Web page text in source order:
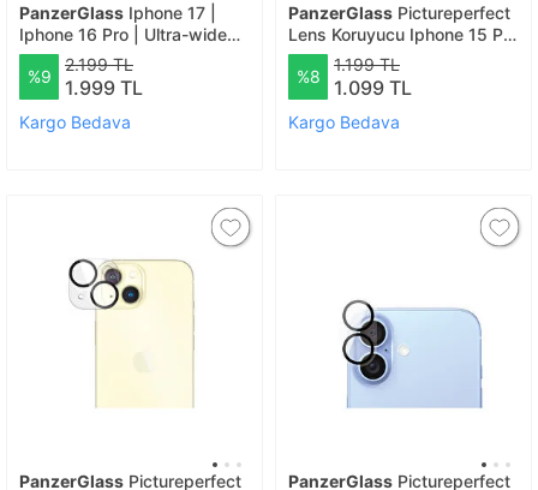
PanzerGlass Iphone 17 |
Iphone 16 Pro | Ultra-wide
Fit Çerçeve Aparatlı 2 Yönlü
Gizli/hayalet Ekranlı Koruyucu
%9
2.199 TL
1.999 TL
Kargo Bedava
PanzerGlass Pictureperfect
Lens Koruyucu Iphone 15 Pro
Ve Iphone 15 Pro Max -
Şeffaf
%8
1.199 TL
1.099 TL
Kargo Bedava
PanzerGlass Pictureperfect
PanzerGlass Pictureperfect